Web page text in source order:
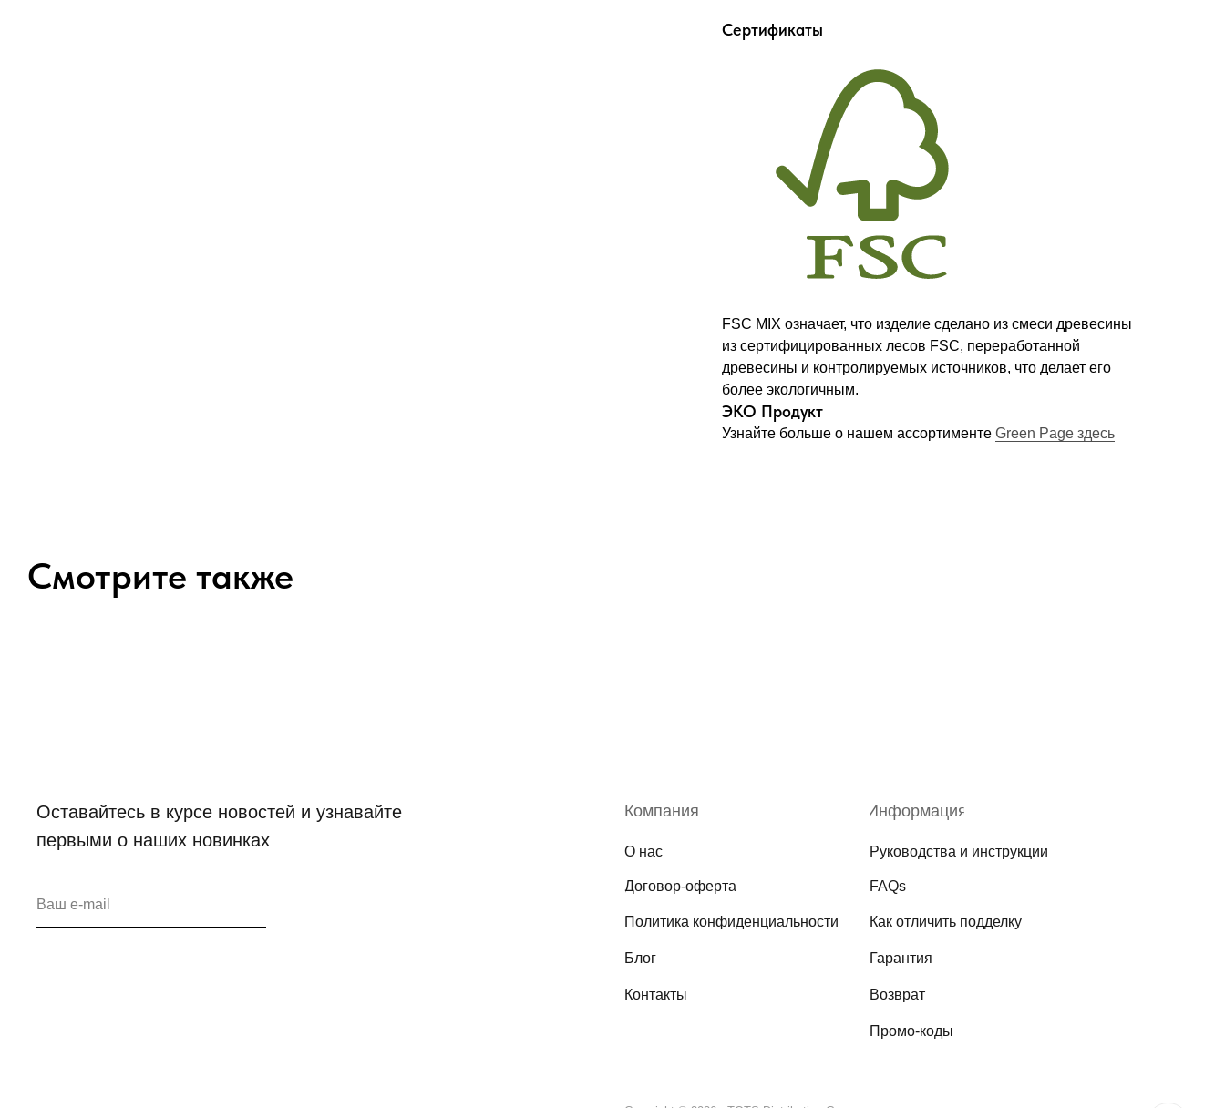
Сертификаты
FSC MIX означает, что изделие сделано из смеси древесины
из сертифицированных лесов FSC, переработанной
древесины и контролируемых источников, что делает его
более экологичным.
ЭКО Продукт
Узнайте больше о нашем ассортименте Green Page здесь
Смотрите также
Оставайтесь в курсе новостей и узнавайте
первыми о наших новинках
Компания
О нас
Договор-оферта
Политика конфиденциальности Как отличить подделку
Блог
Контакты
Информация
Руководства и инструкции
FAQs
Гарантия
Возврат
Промо-коды